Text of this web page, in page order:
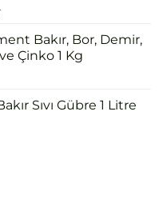
Bakır, Bor, Demir,
Çinko 1 Kg
Sıvı Gübre 1 Litre